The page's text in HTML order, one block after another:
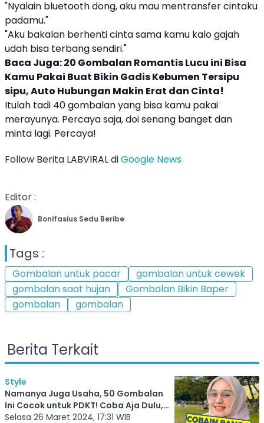
"Nyalain bluetooth dong, aku mau mentransfer cintaku
padamu."
"Aku bakalan berhenti cinta sama kamu kalo gajah
udah bisa terbang sendiri."
Baca Juga:20 Gombalan Romantis Lucu ini Bisa
Kamu Pakai Buat Bikin Gadis Kebumen Tersipu
sipu, Auto Hubungan Makin Erat dan Cinta!
Itulah tadi 40gombalanyang bisa kamu pakai
merayunya. Percaya saja, doi senang banget dan
minta lagi. Percaya!
Follow Berita LABVIRAL diGoogle News
Editor :
Bonifasius Sedu Beribe
Tags :
Gombalan untuk pacar
gombalan untuk cewek
gombalan saat hujan
Gombalan Bikin Baper
gombalan
gombalan
Berita Terkait
Style
Namanya Juga Usaha, 50 Gombalan
Ini Cocok untuk PDKT! Coba Aja Dulu,
Barangkali Dia Khilaf dan Terima Kamu
Selasa 26 Maret 2024, 17:31 WIB